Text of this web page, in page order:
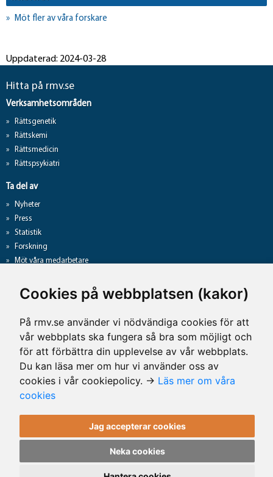
Cookies på webbplatsen (kakor)
På rmv.se använder vi nödvändiga cookies för att
vår webbplats ska fungera så bra som möjligt och
för att förbättra din upplevelse av vår webbplats.
Du kan läsa mer om hur vi använder oss av
cookies i vår cookiepolicy. → Läs mer om våra
cookies
Jag accepterar cookies
Neka cookies
Möt fler av våra forskare
Uppdaterad: 2024-03-28
Hitta på rmv.se
Verksamhetsområden
Rättsgenetik
Rättskemi
Rättsmedicin
Rättspsykiatri
Ta del av
Nyheter
Press
Statistik
Forskning
Möt våra medarbetare
Analyslista
Lediga jobb
Tillgänglighet på rmv.se
Kontaktuppgifter